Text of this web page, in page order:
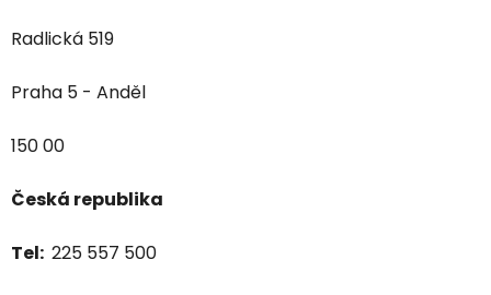
Radlická 519
Praha 5 - Anděl
150 00
Česká republika
Tel: 225 557 500